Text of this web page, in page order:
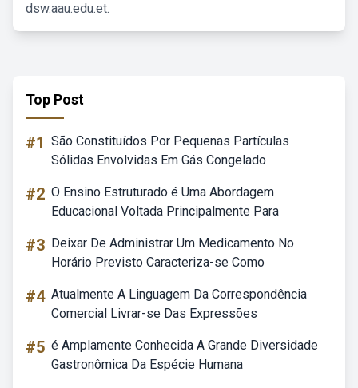
dsw.aau.edu.et.
Top Post
#1 São Constituídos Por Pequenas Partículas
Sólidas Envolvidas Em Gás Congelado
#2 O Ensino Estruturado é Uma Abordagem
Educacional Voltada Principalmente Para
#3 Deixar De Administrar Um Medicamento No
Horário Previsto Caracteriza-se Como
#4 Atualmente A Linguagem Da Correspondência
Comercial Livrar-se Das Expressões
#5 é Amplamente Conhecida A Grande Diversidade
Gastronômica Da Espécie Humana